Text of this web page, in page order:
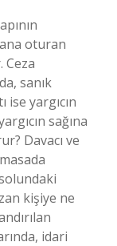
oturan
Ceza
sanık
ise yargıcın
sağına
Davacı ve
kişiye ne
idari